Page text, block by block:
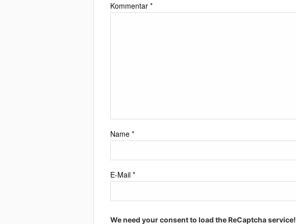
Kommentar *
Name *
E-Mail *
We need your consent to load the ReCaptcha service!